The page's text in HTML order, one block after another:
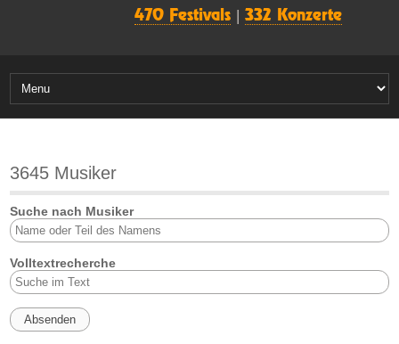
470 Festivals |332 Konzerte
3645 Musiker
Suche nach Musiker
Volltextrecherche